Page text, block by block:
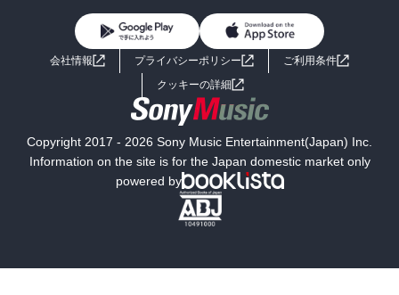
ライトノベル 男子向けラノベ
小説
海外小説
ミステリー SF
文学
よくあるご質問 お問い合わせ
会社情報 プライバシーポリシー
ご利用条件
クッキーの詳細
Copyright 2017 - 2026 Sony Music Entertainment(Japan) Inc.
Information on the site is for the Japan domestic market only
powered by